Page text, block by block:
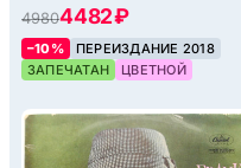
49804482 ₽
–10%
ПЕРЕИЗДАНИЕ 2018
ЗАПЕЧАТАН
ЦВЕТНОЙ